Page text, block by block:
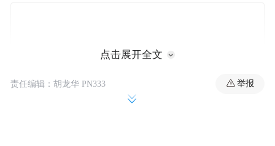
点击展开全文
责任编辑：胡龙华 PN333 举报